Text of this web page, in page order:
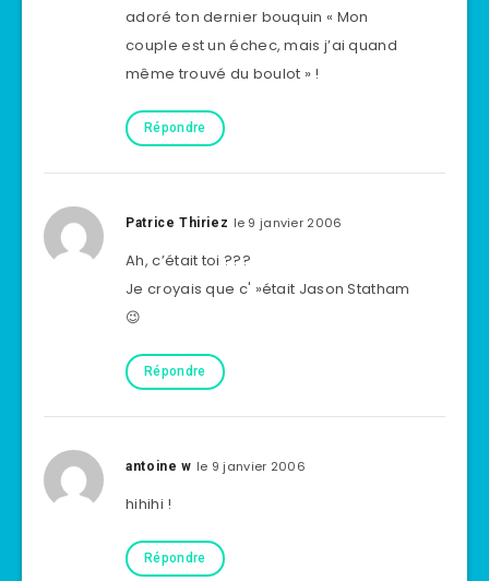
adoré ton dernier bouquin « Mon
couple est un échec, mais j’ai quand
même trouvé du boulot » !
Répondre
Patrice Thiriez le 9 janvier 2006
Ah, c’était toi ???
Je croyais que c' »était Jason Statham
😉
Répondre
antoine w le 9 janvier 2006
hihihi !
Répondre